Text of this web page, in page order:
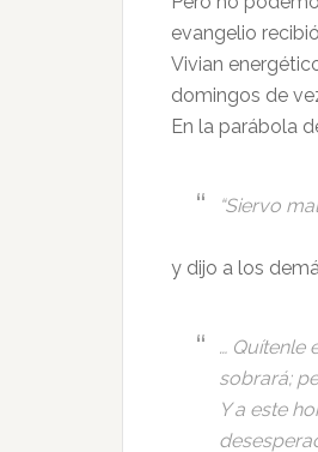
evangelio
Vivian
domingos de
En la parábola
“Siervo
y dijo a los
… Quítenle
sobrará;
Y a este